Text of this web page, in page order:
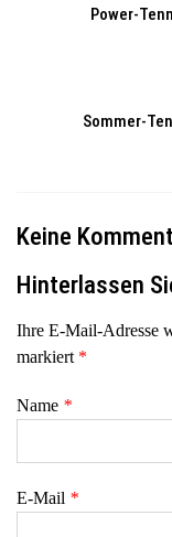
Power-
Sommer-
Keine
Hinterlassen
Ihre E-Mail-Adresse
markiert *
Name *
E-Mail *